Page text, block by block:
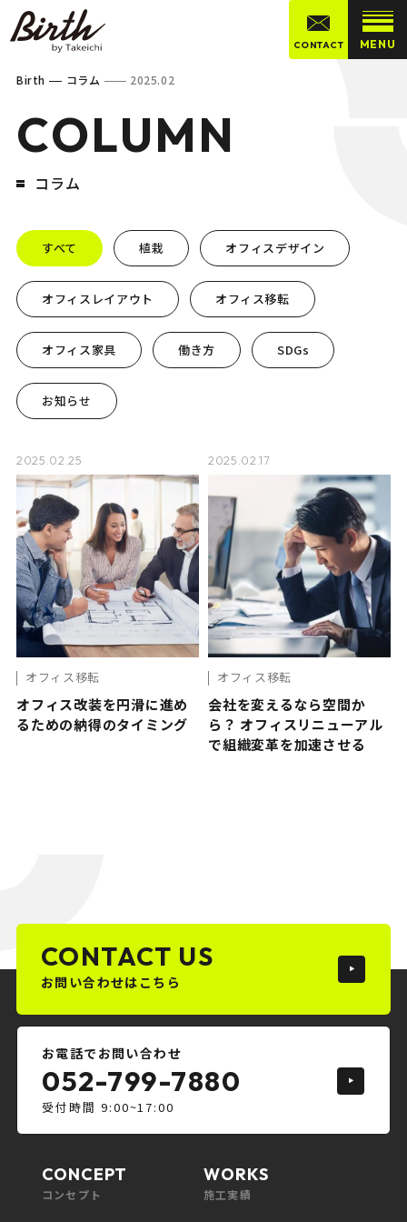
MENU
CONTACT
Birth コラム 2025.02
COLUMN
コラム
すべて 植栽 オフィスデザイン
オフィスレイアウト オフィス移転
オフィス家具 働き方 SDGs
お知らせ
2025.02.25
オフィス移転
オフィス改装を円滑に進め
るための納得のタイミング
2025.02.17
オフィス移転
会社を変えるなら空間か
ら？ オフィスリニューアル
で組織変革を加速させる
CONTACT US
お問い合わせはこちら
お電話でお問い合わせ
052-799-7880
受付時間 9:00~17:00
CONCEPT
コンセプト
WORKS
施工実績